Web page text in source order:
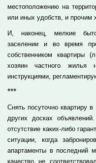
местоположению на
или иных удобств, и прочим
И, наконец, мелкие
заселении и во время
собственником квартиры
хозяин частного жилья
инструкциями,
***
Снять посуточно квартиру
других досках
отсутствие каких-либо
ситуации, когда
апартаменты в последний
качество не